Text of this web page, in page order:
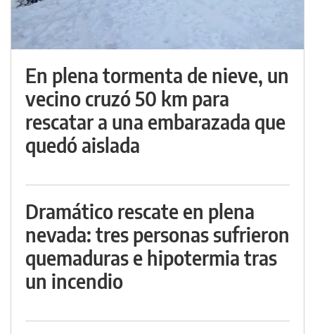
En plena tormenta de nieve, un
vecino cruzó 50 km para
rescatar a una embarazada que
quedó aislada
Dramático rescate en plena
nevada: tres personas sufrieron
quemaduras e hipotermia tras
un incendio